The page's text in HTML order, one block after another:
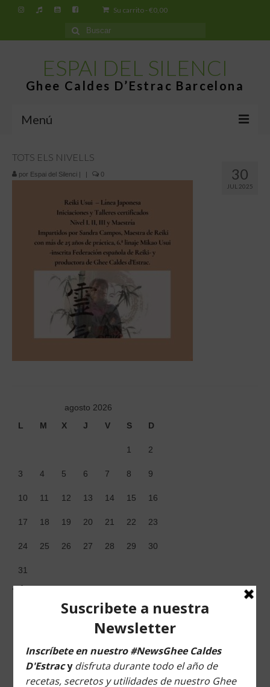
Su carrito -€0,00
Buscar
por:
ESPAI DEL SILENCI
Ghee Caldes D’Estrac Barcelona
Menú
Inicio
Espai del Silenci
¿Qué es el Ghee Caldes d’Estrac?
Tienda virtual
Tiendas
30
JUL 2025
TOTS ELS NIVELLS
por Espai del Silenci | | 0
agosto 2026
L
M X J V S D
1 2
3 4 5 6 7 8 9
10 11 12 13 14 15 16
17 18 19 20 21 22 23
24 25 26 27 28 29 30
31
« Jun
Musica para relajarte